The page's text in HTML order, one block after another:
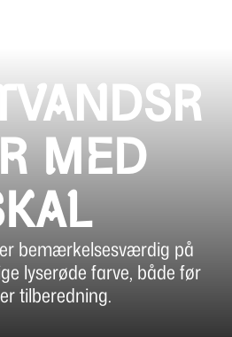
MED
bemærkelsesværdig på
lyserøde farve, både før
tilberedning.